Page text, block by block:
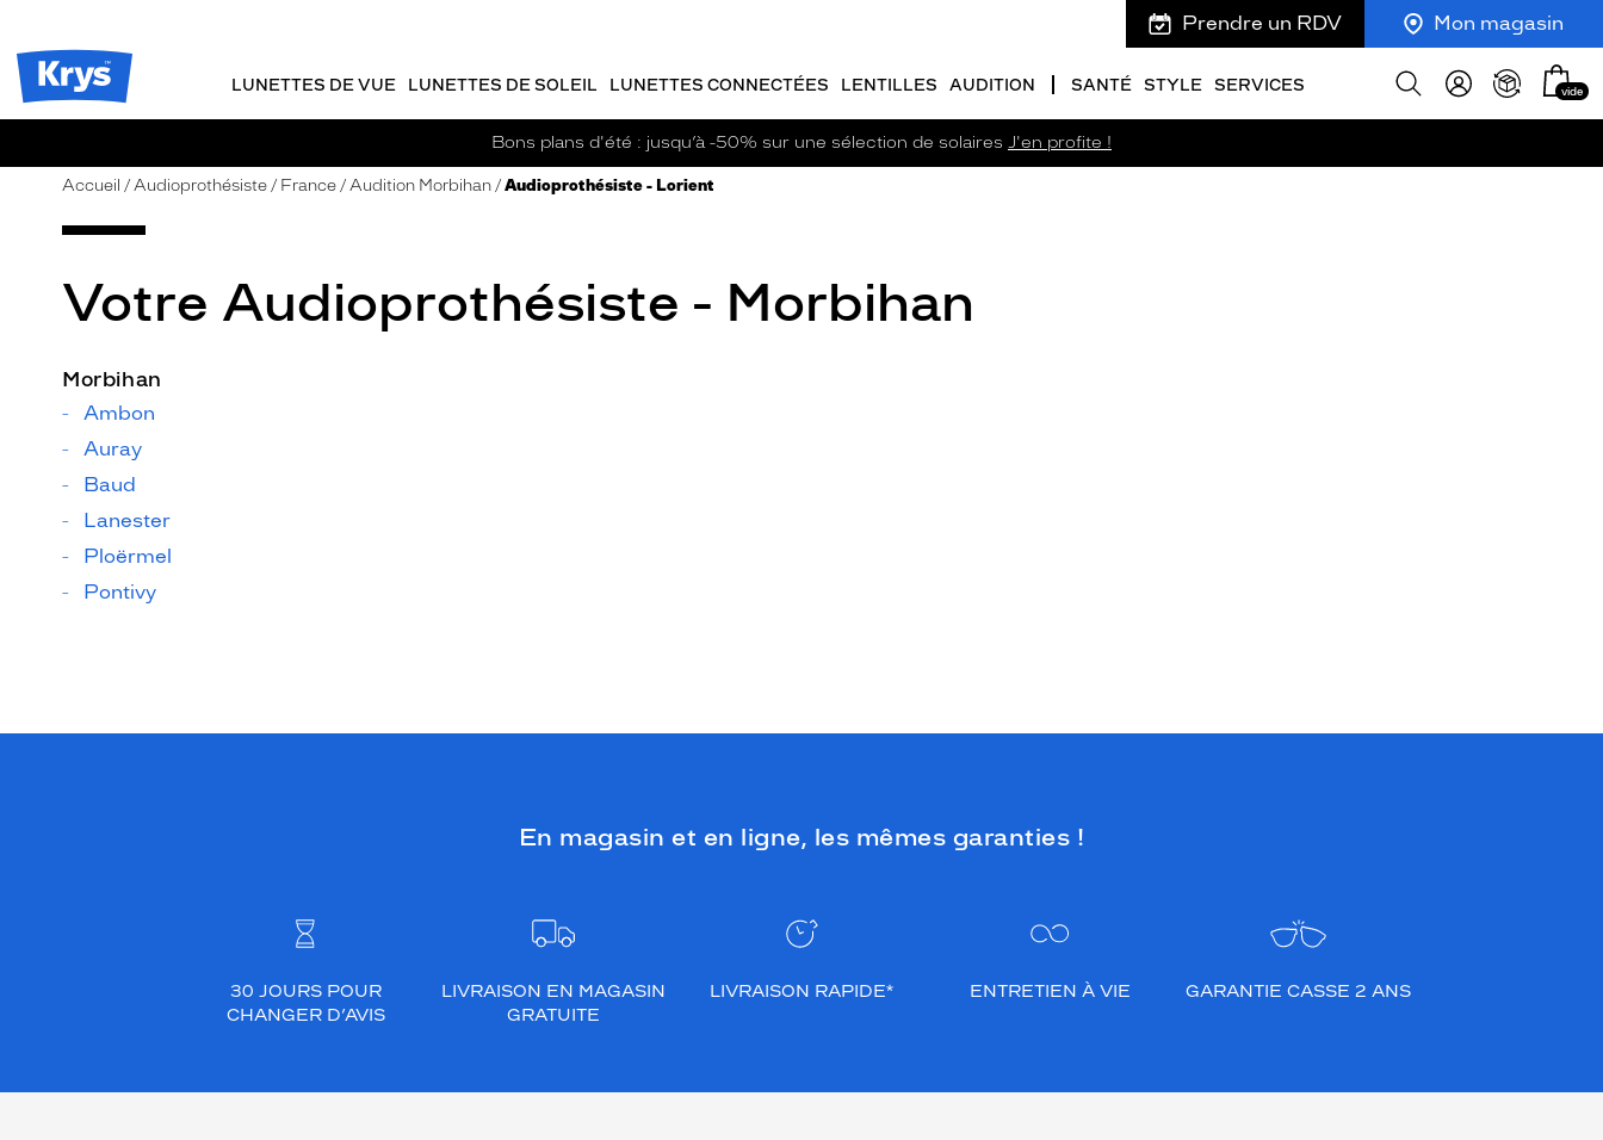
Opticien
Krys
Prendre un RDV Mon magasin
LUNETTES DE VUE LUNETTES DE SOLEIL LUNETTES CONNECTÉES LENTILLES AUDITION SANTÉ STYLE SERVICES
Afficher
Mon
panier
vide
Bons plans d'été : jusqu’à -50% sur une sélection de solaires J'en profite !
Accueil Audioprothésiste France Audition Morbihan Audioprothésiste - Lorient
Votre Audioprothésiste - Morbihan
Morbihan
Ambon
Auray
Baud
Lanester
Ploërmel
Pontivy
En magasin et en ligne, les mêmes garanties !
30 JOURS POUR
CHANGER D’AVIS
LIVRAISON EN MAGASIN
GRATUITE
LIVRAISON RAPIDE* ENTRETIEN À VIE GARANTIE CASSE 2 ANS